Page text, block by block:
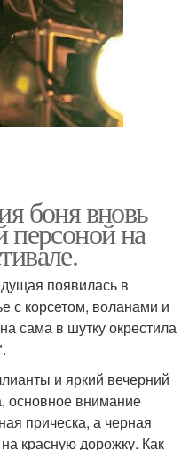
боня вновь
персоной на
появилась в
с корсетом, воланами и
сама в шутку окрестила
и яркий вечерний
основное внимание
прическа, а черная
красную дорожку. Как